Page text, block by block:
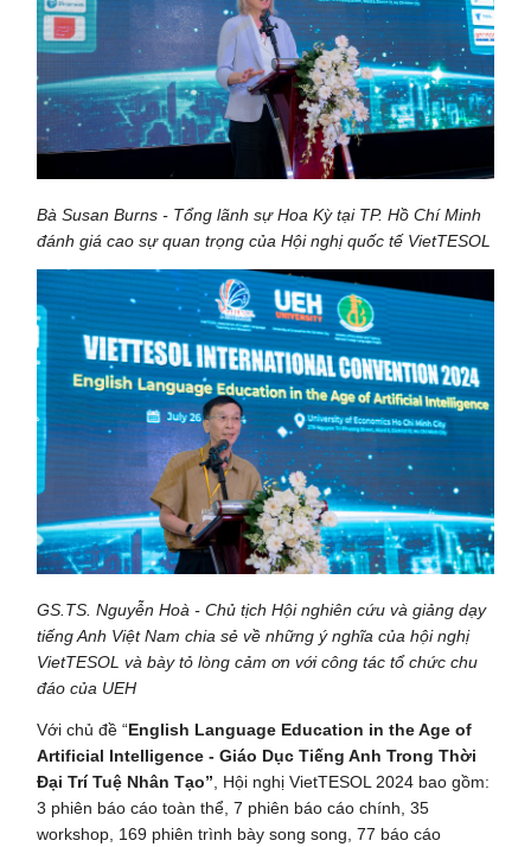
Bà Susan Burns - Tổng lãnh sự Hoa Kỳ tại TP. Hồ Chí Minh
đánh giá cao sự quan trọng của Hội nghị quốc tế VietTESOL
GS.TS. Nguyễn Hoà - Chủ tịch Hội nghiên cứu và giảng dạy
tiếng Anh Việt Nam chia sẻ về những ý nghĩa của hội nghị
VietTESOL và bày tỏ lòng cảm ơn với công tác tổ chức chu
đáo của UEH
Với chủ đề “English Language Education in the Age of
Artificial Intelligence - Giáo Dục Tiếng Anh Trong Thời
Đại Trí Tuệ Nhân Tạo” , Hội nghị VietTESOL 2024 bao gồm:
3 phiên báo cáo toàn thể, 7 phiên báo cáo chính, 35
workshop, 169 phiên trình bày song song, 77 báo cáo